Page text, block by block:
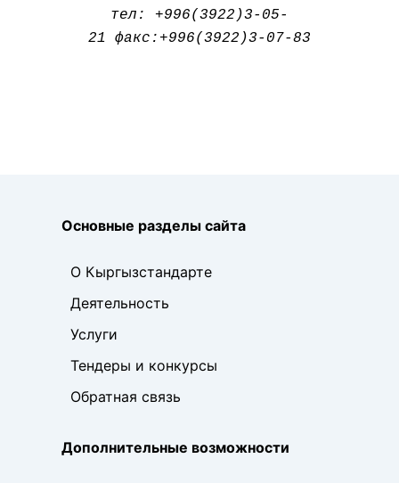
тел: +996(3922)3-05-
21 факс:+996(3922)3-07-83
Основные разделы сайта
Дополнительные возможности
О Кыргызстандарте
Деятельность
Услуги
Тендеры и конкурсы
Обратная связь